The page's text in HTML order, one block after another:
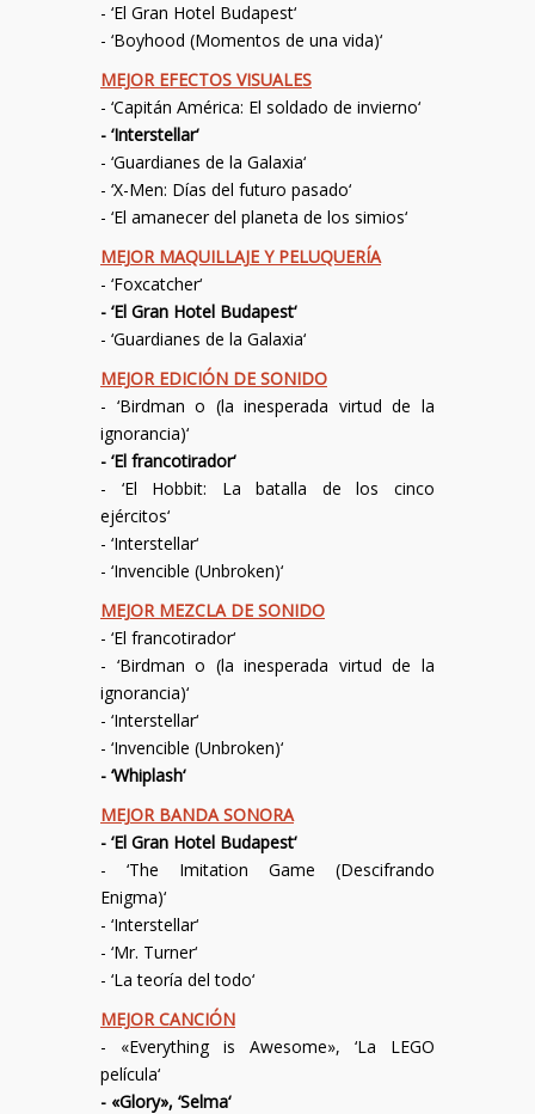
- ‘El Gran Hotel Budapest‘
- ‘Boyhood (Momentos de una vida)‘
MEJOR EFECTOS VISUALES
- ‘Capitán América: El soldado de invierno‘
- ‘Interstellar‘
- ‘Guardianes de la Galaxia‘
- ‘X-Men: Días del futuro pasado‘
- ‘El amanecer del planeta de los simios‘
MEJOR MAQUILLAJE Y PELUQUERÍA
- ‘Foxcatcher‘
- ‘El Gran Hotel Budapest‘
- ‘Guardianes de la Galaxia‘
MEJOR EDICIÓN DE SONIDO
- ‘Birdman o (la inesperada virtud de la
ignorancia)‘
- ‘El francotirador‘
- ‘El Hobbit: La batalla de los cinco
ejércitos‘
- ‘Interstellar‘
- ‘Invencible (Unbroken)‘
MEJOR MEZCLA DE SONIDO
- ‘El francotirador‘
- ‘Birdman o (la inesperada virtud de la
ignorancia)‘
- ‘Interstellar‘
- ‘Invencible (Unbroken)‘
- ‘Whiplash‘
MEJOR BANDA SONORA
- ‘El Gran Hotel Budapest‘
- ‘The Imitation Game (Descifrando
Enigma)‘
- ‘Interstellar‘
- ‘Mr. Turner‘
- ‘La teoría del todo‘
MEJOR CANCIÓN
- «Everything is Awesome», ‘La LEGO
película‘
- «Glory», ‘Selma‘